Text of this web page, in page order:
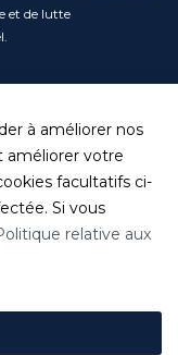
et de lutte
à améliorer nos
améliorer votre
facultatifs ci-
Si vous
relative aux